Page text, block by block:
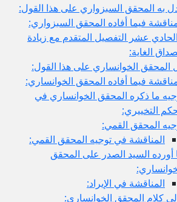
به المحقق السبزواري على هذا القول:
فيما أفاده المحقق السبزواري:
عشر التفصيل المتقدم مع زيادة
الغاية:
المحقق الخوانساري على هذا القول:
فيما أفاده المحقق الخوانساري:
ما ذكره المحقق الخوانساري في
التخييري:
المحقق القمي:
المناقشة في توجيه المحقق القمي:
أورده السيد الصدر على المحقق
المناقشة في الإيراد:
كلام المحقق الخوانساري: